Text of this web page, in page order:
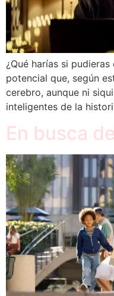
¿Qué harías si
potencial que, según
cerebro, aunque ni
inteligentes de la
En busca